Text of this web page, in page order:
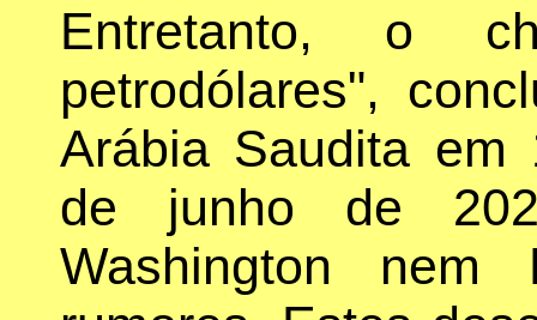
Entretanto, o
petrodólares",
Arábia Saudita
de junho de
Washington nem